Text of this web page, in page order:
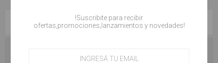
RESEÑAS
!Suscribite para recibir
ofertas,promociones,lanzamientos y novedades!